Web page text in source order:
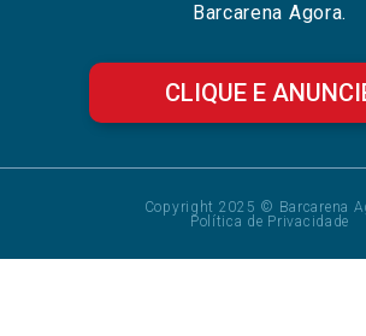
Barcarena Agora.
CLIQUE E
Copyright 2025 © Barcarena
Política de Privacidade